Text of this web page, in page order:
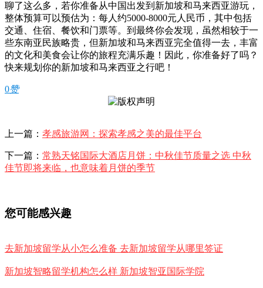
聊了这么多，若你准备从中国出发到新加坡和马来西亚游玩，
整体预算可以预估为：每人约5000-8000元人民币，其中包括
交通、住宿、餐饮和门票等。到最终你会发现，虽然相较于一
些东南亚民族略贵，但新加坡和马来西亚完全值得一去，丰富
的文化和美食会让你的旅程充满乐趣！因此，你准备好了吗？
快来规划你的新加坡和马来西亚之行吧！
0赞
上一篇： 孝感旅游网：探索孝感之美的最佳平台
下一篇： 常熟天铭国际大酒店月饼：中秋佳节质量之选 中秋
佳节即将来临，也意味着月饼的季节
您可能感兴趣
去新加坡留学从小怎么准备 去新加坡留学从哪里签证
新加坡智略留学机构怎么样 新加坡智亚国际学院